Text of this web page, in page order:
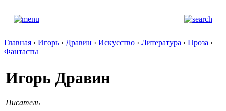
Главная › Игорь › Дравин › Искусство › Литература › Проза ›
Фантасты
Игорь Дравин
Писатель